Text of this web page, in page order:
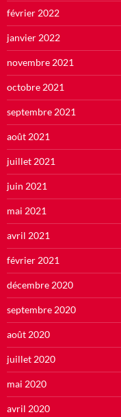
février 2022
janvier 2022
novembre 2021
octobre 2021
septembre 2021
août 2021
juillet 2021
juin 2021
mai 2021
avril 2021
février 2021
décembre 2020
septembre 2020
août 2020
juillet 2020
mai 2020
avril 2020